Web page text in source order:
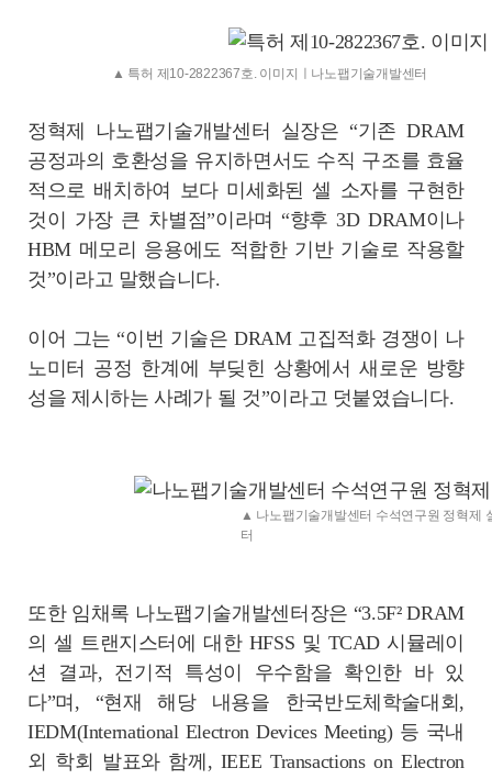
▲ 특허 제10-2822367호. 이미지ㅣ나노팹기술개발센터
정혁제 나노팹기술개발센터 실장은 “기존 DRAM
공정과의 호환성을 유지하면서도 수직 구조를 효율
적으로 배치하여 보다 미세화된 셀 소자를 구현한
것이 가장 큰 차별점”이라며 “향후 3D DRAM이나
HBM 메모리 응용에도 적합한 기반 기술로 작용할
것”이라고 말했습니다.
이어 그는 “이번 기술은 DRAM 고집적화 경쟁이 나
노미터 공정 한계에 부딪힌 상황에서 새로운 방향
성을 제시하는 사례가 될 것”이라고 덧붙였습니다.
▲ 나노팹기술개발센터 수석연구원 정혁제
터
또한 임채록 나노팹기술개발센터장은 “3.5F² DRAM
의 셀 트랜지스터에 대한 HFSS 및 TCAD 시뮬레이
션 결과, 전기적 특성이 우수함을 확인한 바 있
다”며, “현재 해당 내용을 한국반도체학술대회,
IEDM(International Electron Devices Meeting) 등 국내
외 학회 발표와 함께, IEEE Transactions on Electron